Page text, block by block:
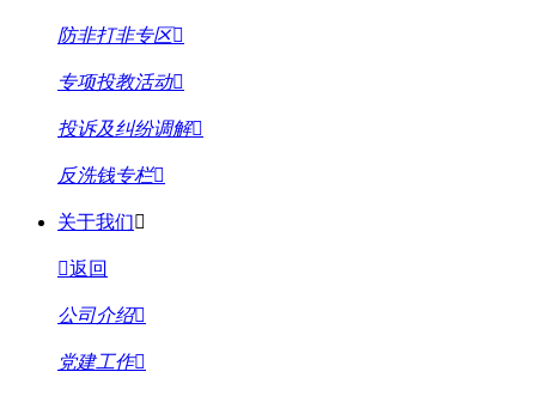
防非打非专区
专项投教活动
投诉及纠纷调解
反洗钱专栏
关于我们
返回
公司介绍
党建工作